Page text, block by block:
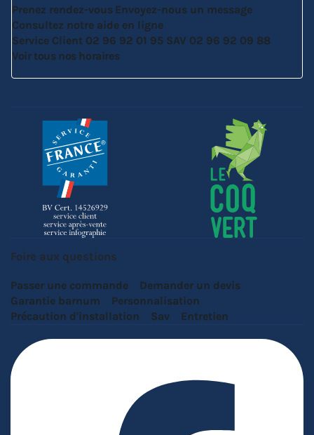
Prenez rendez-vous Envoyez-nous un message
Consultez notre aide en ligne
Service Client 02 96 92 01 95 SAV 02 96 92 09 88
Voir tous nos horaires
Foire aux questions
Passer une commande
Demander un devis
Garantie barnum
Personnalisation
Précaution d'installation
Sav Entretien